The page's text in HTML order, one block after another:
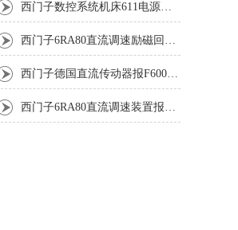
西门子数控系统机床611电源模块灯不显示修复解决
西门子6RA80直流调速励磁回路坏报F60005修复排除
西门子德国直流传动器报F60067高温报警修复排除方法
西门子6RA80直流调速装置报F60035修复排除方法